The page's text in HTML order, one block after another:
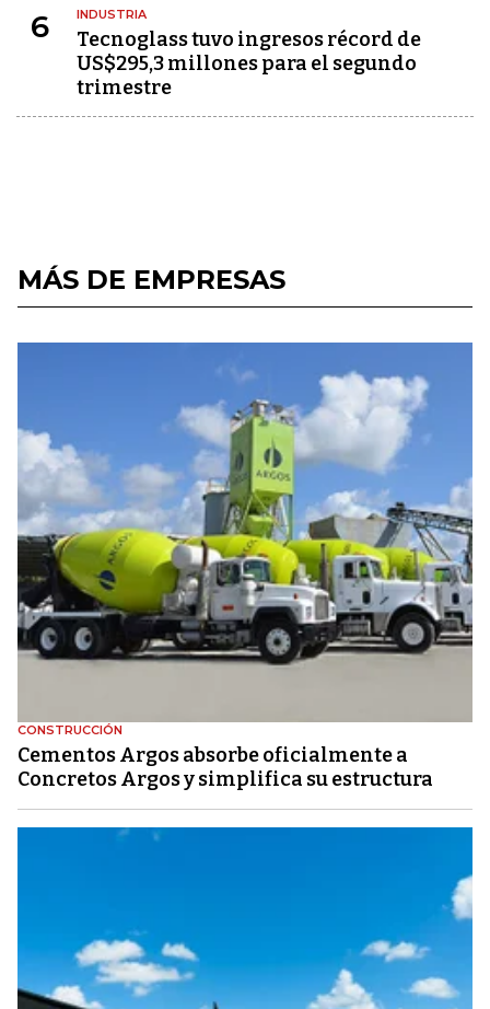
6 INDUSTRIA
Tecnoglass tuvo ingresos récord de
US$295,3 millones para el segundo
trimestre
MÁS DE EMPRESAS
CONSTRUCCIÓN
Cementos Argos absorbe oficialmente a
Concretos Argos y simplifica su estructura